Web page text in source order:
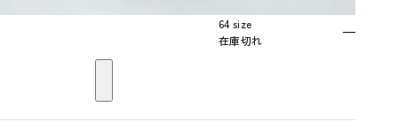
64 size
在庫切れ
—